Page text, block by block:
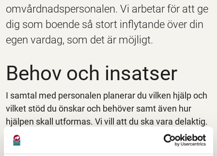
omvårdnadspersonalen. Vi arbetar för att ge
dig som boende så stort inflytande över din
egen vardag, som det är möjligt.
Behov och insatser
I samtal med personalen planerar du vilken hjälp och
vilket stöd du önskar och behöver samt även hur
hjälpen skall utformas. Vi vill att du ska vara delaktig.
Om du önskar så kan din anhörig vara delaktig i
planeringen.